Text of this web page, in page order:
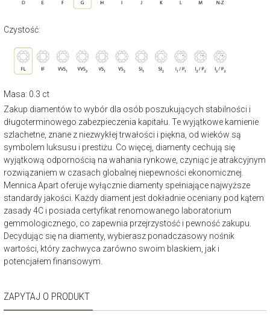
Czystość:
Masa: 0.3 ct
Zakup diamentów to wybór dla osób poszukujących stabilności i
długoterminowego zabezpieczenia kapitału. Te wyjątkowe kamienie
szlachetne, znane z niezwykłej trwałości i piękna, od wieków są
symbolem luksusu i prestiżu. Co więcej, diamenty cechują się
wyjątkową odpornością na wahania rynkowe, czyniąc je atrakcyjnym
rozwiązaniem w czasach globalnej niepewności ekonomicznej.
Mennica Apart oferuje wyłącznie diamenty spełniające najwyższe
standardy jakości. Każdy diament jest dokładnie oceniany pod kątem
zasady 4C i posiada certyfikat renomowanego laboratorium
gemmologicznego, co zapewnia przejrzystość i pewność zakupu.
Decydując się na diamenty, wybierasz ponadczasowy nośnik
wartości, który zachwyca zarówno swoim blaskiem, jak i
potencjałem finansowym.
ZAPYTAJ O PRODUKT